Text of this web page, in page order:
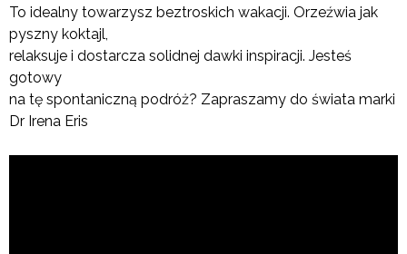
To idealny towarzysz beztroskich wakacji. Orzeźwia jak
pyszny koktajl,
relaksuje i dostarcza solidnej dawki inspiracji. Jesteś
gotowy
na tę spontaniczną podróż? Zapraszamy do świata marki
Dr Irena Eris